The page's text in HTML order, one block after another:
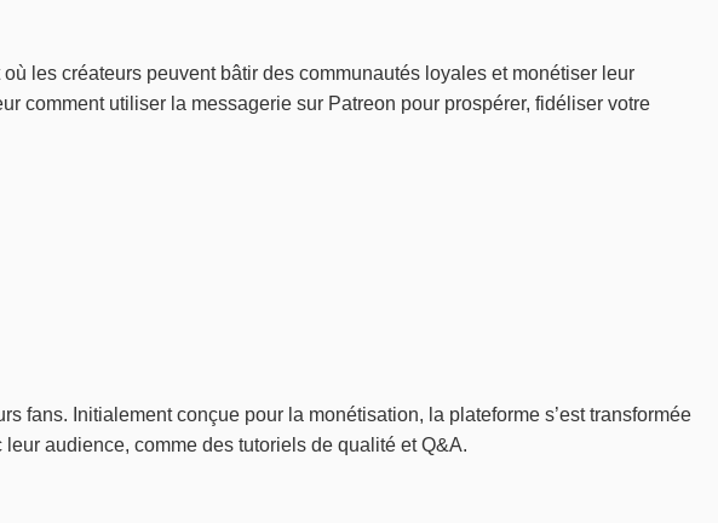
les créateurs peuvent bâtir des communautés loyales et monétiser leur
comment utiliser la messagerie sur Patreon pour prospérer, fidéliser votre
fans. Initialement conçue pour la monétisation, la plateforme s’est transformée
audience, comme des tutoriels de qualité et Q&A.